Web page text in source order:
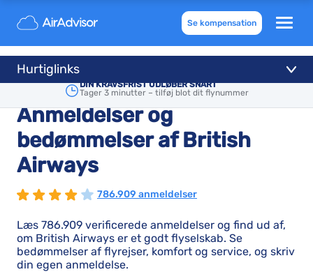
Se kompensation
DIN KRAVSFRIST UDLØBER SNART
Tager 3 minutter – tilføj blot dit flynummer
Hurtiglinks
Anmeldelser og
bedømmelser af British
Airways
786.909 anmeldelser
Læs 786.909 verificerede anmeldelser og find ud af,
om British Airways er et godt flyselskab. Se
bedømmelser af flyrejser, komfort og service, og skriv
din egen anmeldelse.